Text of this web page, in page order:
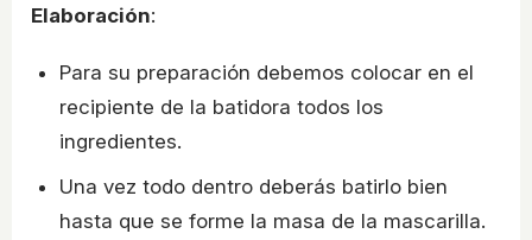
Elaboración:
Para su preparación debemos colocar en el
recipiente de la batidora todos los
ingredientes.
Una vez todo dentro deberás batirlo bien
hasta que se forme la masa de la mascarilla.